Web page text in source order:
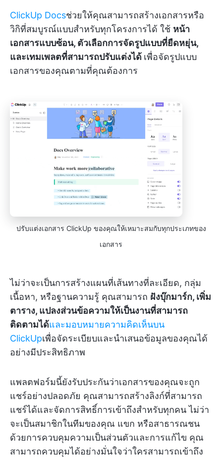
ClickUp Docsช่วยให้คุณสามารถสร้างเอกสารหรือ
วิกิที่สมบูรณ์แบบสำหรับทุกโครงการได้ ใช้ หน้า
เอกสารแบบซ้อน, ตัวเลือกการจัดรูปแบบที่ยืดหยุ่น,
และเทมเพลตที่สามารถปรับแต่งได้ เพื่อจัดรูปแบบ
เอกสารของคุณตามที่คุณต้องการ
ปรับแต่งเอกสาร ClickUp ของคุณให้เหมาะสมกับทุกประเภทของ
เอกสาร
ไม่ว่าจะเป็นการสร้างแผนที่เส้นทางที่ละเอียด, กลุ่ม
เนื้อหา, หรือฐานความรู้ คุณสามารถ ฝังบุ๊กมาร์ก, เพิ่ม
ตาราง, แปลงส่วนข้อความให้เป็นงานที่สามารถ
ติดตามได้และมอบหมายความคิดเห็นบน
ClickUpเพื่อจัดระเบียบและนำเสนอข้อมูลของคุณได้
อย่างมีประสิทธิภาพ
แพลตฟอร์มนี้ยังรับประกันว่าเอกสารของคุณจะถูก
แชร์อย่างปลอดภัย คุณสามารถสร้างลิงก์ที่สามารถ
แชร์ได้และจัดการสิทธิ์การเข้าถึงสำหรับทุกคน ไม่ว่า
จะเป็นสมาชิกในทีมของคุณ แขก หรือสาธารณชน
ด้วยการควบคุมความเป็นส่วนตัวและการแก้ไข คุณ
สามารถควบคุมได้อย่างมั่นใจว่าใครสามารถเข้าถึง